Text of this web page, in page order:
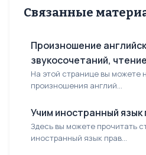
Связанные
Произношение
звукосочетаний,
На этой странице вы можете
произношения англий...
Учим иностранный язык
Здесь вы можете прочитать
иностранный язык прав...